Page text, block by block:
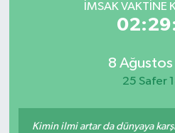
İMSAK VAKTİNE
8
25 Safer
Kimin ilmi artar da dünyaya
HABERLER